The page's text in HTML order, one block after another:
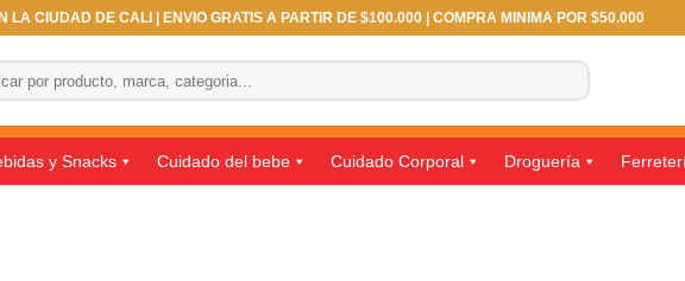
LA CIUDAD DE CALI | ENVIO GRATIS A PARTIR DE $100.000 | COMPRA MINIMA POR $50.000
y Snacks Cuidado del bebe Cuidado Corporal Droguería